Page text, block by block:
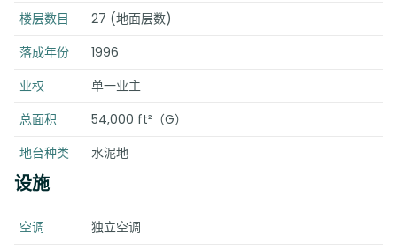
楼层数目
27 (地面层数)
落成年份
1996
业权
单一业主
总面积
54,000 ft²（G）
地台种类
水泥地
设施
空调
独立空调